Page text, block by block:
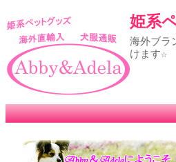
姫系
海外ブラ
けます☆
いましてありがとうございます☆ ☆